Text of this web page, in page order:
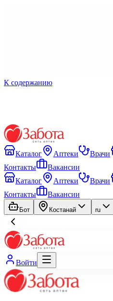
К содержанию
Каталог Аптеки Врачи
Контакты
Вакансии
Каталог
Аптеки Врачи
Контакты
Вакансии
Бот Костанай ru
Войти